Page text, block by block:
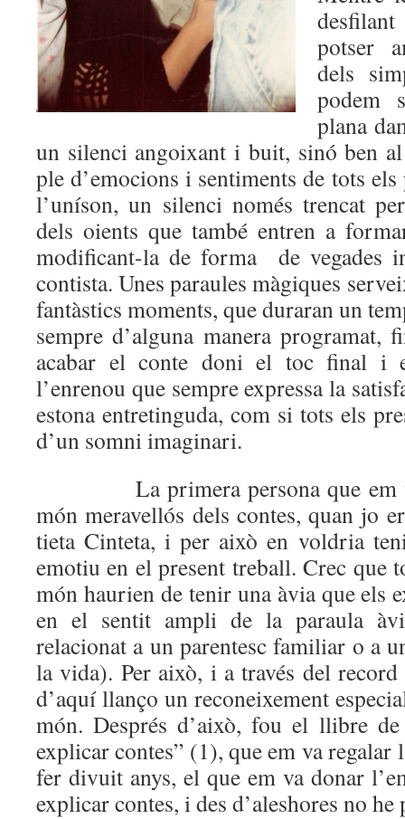
potser
dels
podem
plana
un silenci angoixant i buit, sinó ben
ple d’emocions i sentiments de tots
l’uníson, un silenci només trencat
dels oients que també entren a
modificant-la de forma de vegades
contista. Unes paraules màgiques
fantàstics moments, que duraran un
sempre d’alguna manera
acabar el conte doni el toc final i
l’enrenou que sempre expressa la
estona entretinguda, com si tots els
d’un somni imaginari.
La primera persona que em va
món meravellós dels contes, quan jo
tieta Cinteta, i per això en voldria
emotiu en el present treball. Crec que
món haurien de tenir una àvia que els
en el sentit ampli de la paraula
relacionat a un parentesc familiar o a
la vida). Per això, i a través del
d’aquí llanço un reconeixement
món. Després d’això, fou el llibre
explicar contes” (1), que em va regalar
fer divuit anys, el que em va donar
explicar contes, i des d’aleshores no he